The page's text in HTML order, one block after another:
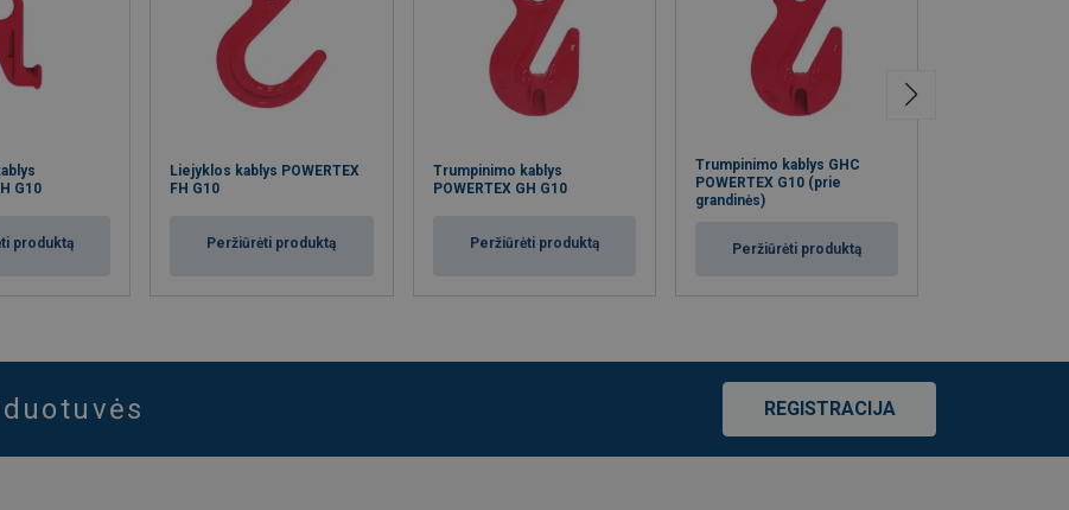
G10
produktą
Liejyklos kablys POWERTEX
FH G10
Peržiūrėti produktą
Trumpinimo kablys
POWERTEX GH G10
Peržiūrėti produktą
Trumpinimo kablys GHC
POWERTEX G10 (prie
grandinės)
Peržiūrėti produktą
REGISTRACIJA